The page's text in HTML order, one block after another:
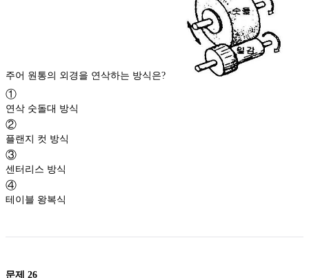
①
연삭 숫돌대 방식
②
플랜지 컷 방식
③
센터리스 방식
④
테이블 왕복식
문제 26